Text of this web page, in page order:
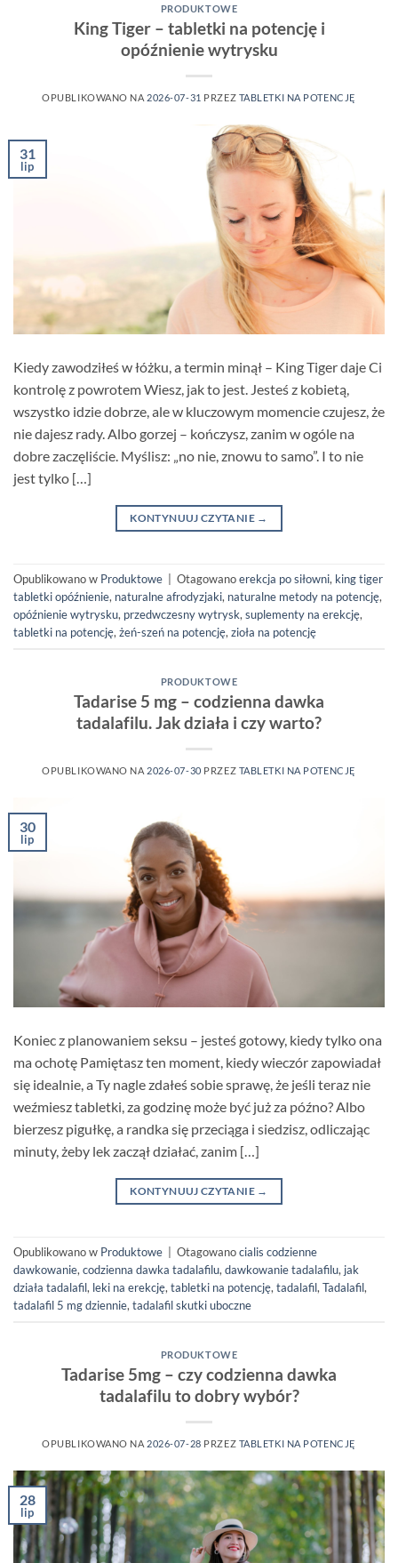
PRODUKTOWE
King Tiger – tabletki na potencję i
opóźnienie wytrysku
OPUBLIKOWANO NA 2026-07-31 PRZEZ TABLETKI NA POTENCJĘ
31
lip
Kiedy zawodziłeś w łóżku, a termin minął – King Tiger daje Ci
kontrolę z powrotem Wiesz, jak to jest. Jesteś z kobietą,
wszystko idzie dobrze, ale w kluczowym momencie czujesz, że
nie dajesz rady. Albo gorzej – kończysz, zanim w ogóle na
dobre zaczęliście. Myślisz: „no nie, znowu to samo”. I to nie
jest tylko […]
KONTYNUUJ CZYTANIE →
Opublikowano w Produktowe Otagowanoerekcja po siłowni, king tiger
tabletki opóźnienie, naturalne afrodyzjaki, naturalne metody na potencję,
opóźnienie wytrysku, przedwczesny wytrysk, suplementy na erekcję,
tabletki na potencję, żeń-szeń na potencję, zioła na potencję
PRODUKTOWE
Tadarise 5 mg – codzienna dawka
tadalafilu. Jak działa i czy warto?
OPUBLIKOWANO NA 2026-07-30 PRZEZ TABLETKI NA POTENCJĘ
30
lip
Koniec z planowaniem seksu – jesteś gotowy, kiedy tylko ona
ma ochotę Pamiętasz ten moment, kiedy wieczór zapowiadał
się idealnie, a Ty nagle zdałeś sobie sprawę, że jeśli teraz nie
weźmiesz tabletki, za godzinę może być już za późno? Albo
bierzesz pigułkę, a randka się przeciąga i siedzisz, odliczając
minuty, żeby lek zaczął działać, zanim […]
KONTYNUUJ CZYTANIE →
Opublikowano w Produktowe Otagowanocialis codzienne
dawkowanie, codzienna dawka tadalafilu, dawkowanie tadalafilu, jak
działa tadalafil, leki na erekcję, tabletki na potencję, tadalafil, Tadalafil,
tadalafil 5 mg dziennie, tadalafil skutki uboczne
PRODUKTOWE
Tadarise 5mg – czy codzienna dawka
tadalafilu to dobry wybór?
OPUBLIKOWANO NA 2026-07-28 PRZEZ TABLETKI NA POTENCJĘ
28
lip